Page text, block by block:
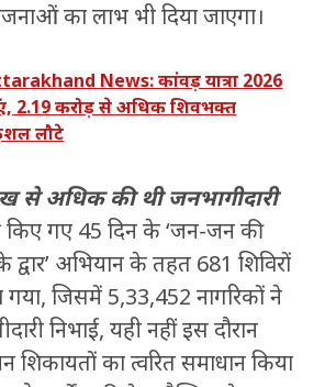
का लाभ भी दिया जाएगा।
News: कांवड़ यात्रा 2026
2.19 करोड़ से अधिक शिवभक्त
लौटे
से अधिक की थी जनभागीदारी
किए गए 45 दिन के ‘जन-जन की
अभियान के तहत 681 शिविरों
जिसमें 5,33,452 नागरिकों ने
निभाई, यही नहीं इस दौरान
शिकायतों का त्वरित समाधान किया